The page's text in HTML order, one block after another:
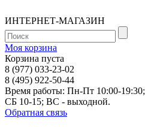
ИНТЕРНЕТ-МАГАЗИН
Моя корзина
Корзина пуста
8 (977) 033-23-02
8 (495) 922-50-44
Время работы: Пн-Пт 10:00-19:30;
СБ 10-15; ВС - выходной.
Обратная связь